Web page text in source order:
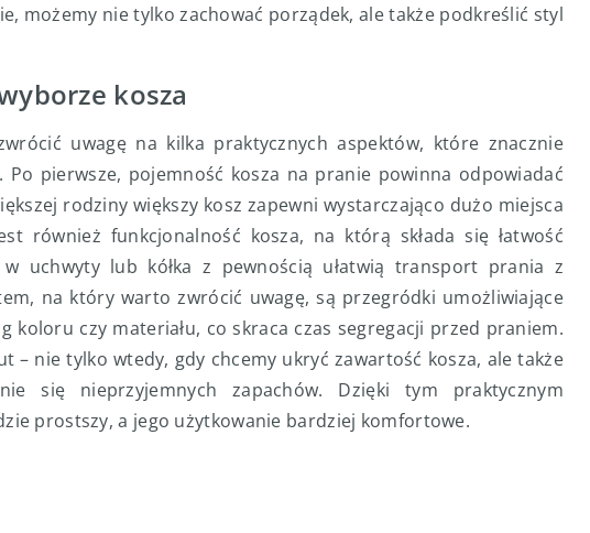
możemy nie tylko zachować porządek, ale także podkreślić styl
kosza
uwagę na kilka praktycznych aspektów, które znacznie
Po pierwsze, pojemność kosza na pranie powinna odpowiadać
rodziny większy kosz zapewni wystarczająco dużo miejsca
również funkcjonalność kosza, na którą składa się łatwość
w uchwyty lub kółka z pewnością ułatwią transport prania z
na który warto zwrócić uwagę, są przegródki umożliwiające
koloru czy materiału, co skraca czas segregacji przed praniem.
– nie tylko wtedy, gdy chcemy ukryć zawartość kosza, ale także
się nieprzyjemnych zapachów. Dzięki tym praktycznym
prostszy, a jego użytkowanie bardziej komfortowe.